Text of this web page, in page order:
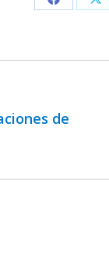
Share
Facebook
X
de